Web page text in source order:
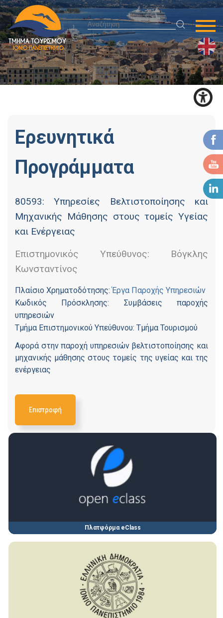
Ερευνητικά
Προγράμματα
80593: Υπηρεσίες Βελτιστοποίησης και
Μηχανικής Μάθησης στους τομείς Υγείας
και Ενέργειας
Επιστημονικός Υπεύθυνος: Βόγκλης
Κωνσταντίνος
Πλαίσιο Χρηματοδότησης:Έργα Παροχής Υπηρεσιών
Κωδικός Πρόσκλησης: Συμβάσεις παροχής
υπηρεσιών
Τμήμα Επιστημονικού Υπεύθυνου: Τμήμα Τουρισμού
Αφορά στην παροχή υπηρεσιών βελτιστοποίησης και
μηχανικής μάθησης στους τομείς της υγείας και της
ενέργειας
Επιστροφή
Πλατφόρμα eClass